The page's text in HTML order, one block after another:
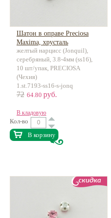
Шатон в оправе Preciosa
Maxima, хрусталь
желтый нарцисс (Jonquil),
серебряный, 3.8-4мм (ss16),
10 шт/упак, PRECIOSA
(Чехия)
1.st.7193-ss16-s-jonq
72 64.80 руб.
В кладовую
Кол-во
В корзину